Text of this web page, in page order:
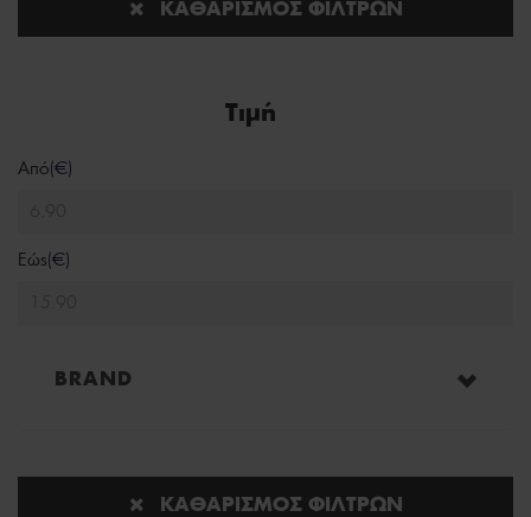
ΚΑΘΑΡΙΣΜΌΣ ΦΊΛΤΡΩΝ
Τιμή
Από (€)
Εώς (€)
BRAND
ΚΑΘΑΡΙΣΜΌΣ ΦΊΛΤΡΩΝ